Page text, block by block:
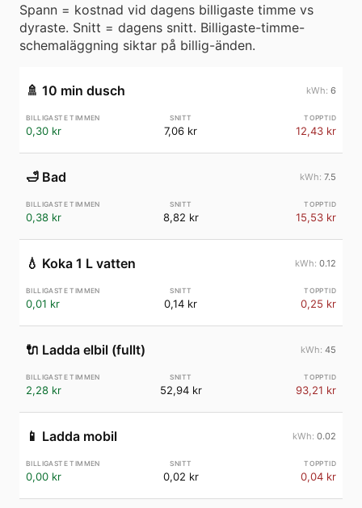
Spann = kostnad vid dagens billigaste timme vs
dyraste. Snitt = dagens snitt. Billigaste-timme-
schemaläggning siktar på billig-änden.
🚿 10 min dusch 6
0,30 kr 7,06 kr 12,43 kr
🛁 Bad 7.5
0,38 kr 8,82 kr 15,53 kr
💧 Koka 1 L vatten 0.12
0,01 kr 0,14 kr 0,25 kr
🔌 Ladda elbil (fullt) 45
2,28 kr 52,94 kr 93,21 kr
📱 Ladda mobil 0.02
0,00 kr 0,02 kr 0,04 kr